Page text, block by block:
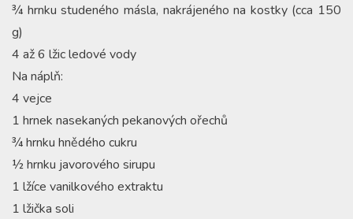
¾ hrnku studeného másla, nakrájeného na kostky (cca 150
g)
4 až 6 lžic ledové vody
Na náplň:
4 vejce
1 hrnek nasekaných pekanových ořechů
¾ hrnku hnědého cukru
½ hrnku javorového sirupu
1 lžíce vanilkového extraktu
1 lžička soli